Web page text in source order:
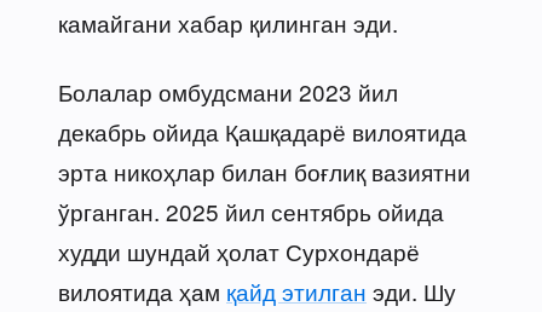
камайгани хабар қилинган эди.
Болалар омбудсмани 2023 йил
декабрь ойида Қашқадарё вилоятида
эрта никоҳлар билан боғлиқ вазиятни
ўрганган. 2025 йил сентябрь ойида
худди шундай ҳолат Сурхондарё
вилоятида ҳам қайд этилган эди. Шу